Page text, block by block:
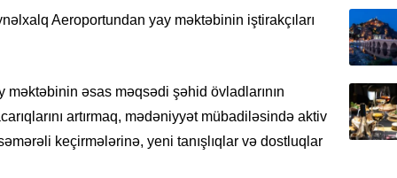
Aeroportundan yay məktəbinin iştirakçıları
məktəbinin əsas məqsədi şəhid övladlarının
artırmaq, mədəniyyət mübadiləsində aktiv
keçirmələrinə, yeni tanışlıqlar və dostluqlar
Tarixin
İlin ilk
çox